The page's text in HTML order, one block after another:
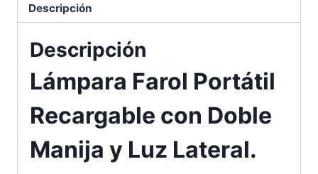
Descripción
Descripción
Lámpara Farol Portátil
Recargable con Doble
Manija y Luz Lateral.